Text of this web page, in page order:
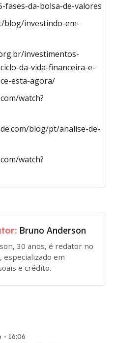
fases-da-bolsa-de-valores
blog/investindo-em-
investimentos-
da-vida-financeira-e-
esta-agora/
watch?
blog/pt/analise-de-
watch?
Bruno Anderson
30 anos, é redator no
especializado em
e crédito.
- 16:06